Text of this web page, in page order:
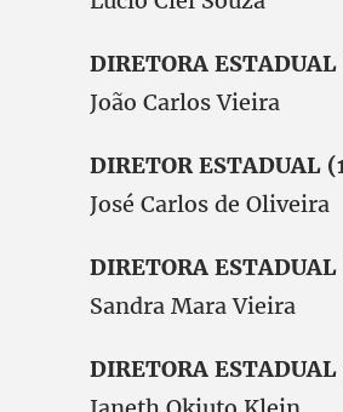
DIRETORA
João Carlos Vieira
DIRETOR ESTADUAL
José Carlos de Oliveira
DIRETORA
Sandra Mara Vieira
DIRETORA